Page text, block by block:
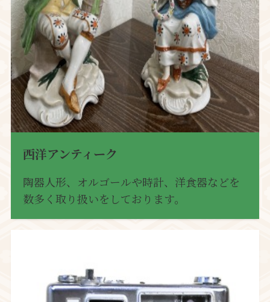
西洋アンティーク
陶器人形、オルゴールや時計、洋食器などを
数多く取り扱いをしております。